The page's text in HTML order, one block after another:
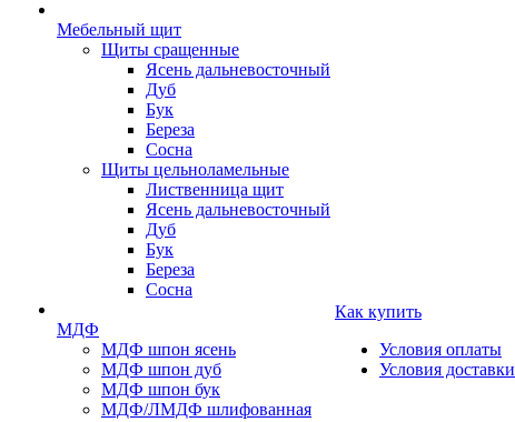
Мебельный щит
Щиты сращенные
Ясень дальневосточный
Дуб
Бук
Береза
Сосна
Щиты цельноламельные
Лиственница щит
Ясень дальневосточный
Дуб
Бук
Береза
Сосна
МДФ
МДФ шпон ясень
МДФ шпон дуб
МДФ шпон бук
МДФ/ЛМДФ шлифованная
Как купить
Условия оплаты
Условия доставки